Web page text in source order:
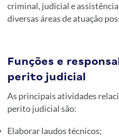
criminal, judicial e
diversas áreas de atuação
Funções e
perito judicial
As principais atividades
perito judicial são:
Elaborar laudos técnicos;